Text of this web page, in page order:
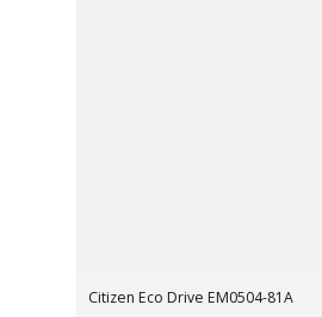
Citizen Eco Drive EM0504-81A